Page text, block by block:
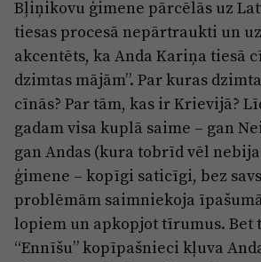
Bļiņikovu ģimene pārcēlās uz
tiesas procesā nepārtraukti un
akcentēts, ka Anda Kariņa tiesā
dzimtas mājām”. Par kuras
cīnās? Par tām, kas ir Krievijā?
gadam visa kuplā saime – gan
gan Andas (kura tobrīd vēl
ģimene – kopīgi saticīgi, bez
problēmām saimniekoja
lopiem un apkopjot tīrumus.
“Ennīšu” kopīpašnieci kļuva